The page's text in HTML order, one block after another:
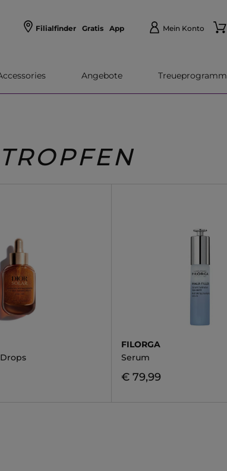
Filialfinder Gratis App Mein Konto
Angebote Treueprogramm
FILORGA
Serum
€ 79,99